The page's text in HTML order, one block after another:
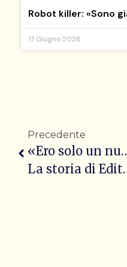
Robot killer: «Sono
17 Giugno 2026
Precedente
«Ero solo
La storia di Edith Bruck